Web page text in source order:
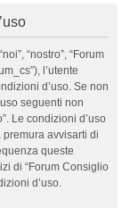
“nostro”, “Forum
l’utente
d’uso. Se non
seguenti non
Le condizioni d’uso
avvisarti di
queste
di “Forum Consiglio
d’uso.